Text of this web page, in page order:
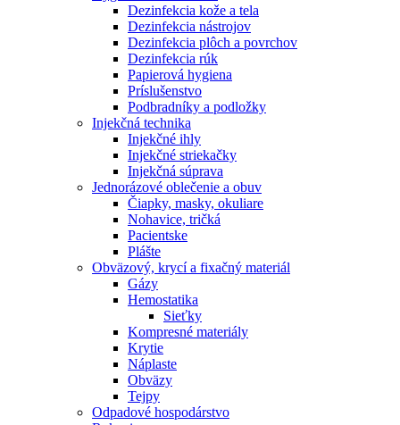
Dezinfekcia kože a tela
Dezinfekcia nástrojov
Dezinfekcia plôch a povrchov
Dezinfekcia rúk
Papierová hygiena
Príslušenstvo
Podbradníky a podložky
Injekčná technika
Injekčné ihly
Injekčné striekačky
Injekčná súprava
Jednorázové oblečenie a obuv
Čiapky, masky, okuliare
Nohavice, tričká
Pacientske
Plášte
Obväzový, krycí a fixačný materiál
Gázy
Hemostatika
Sieťky
Kompresné materiály
Krytie
Náplaste
Obväzy
Tejpy
Odpadové hospodárstvo